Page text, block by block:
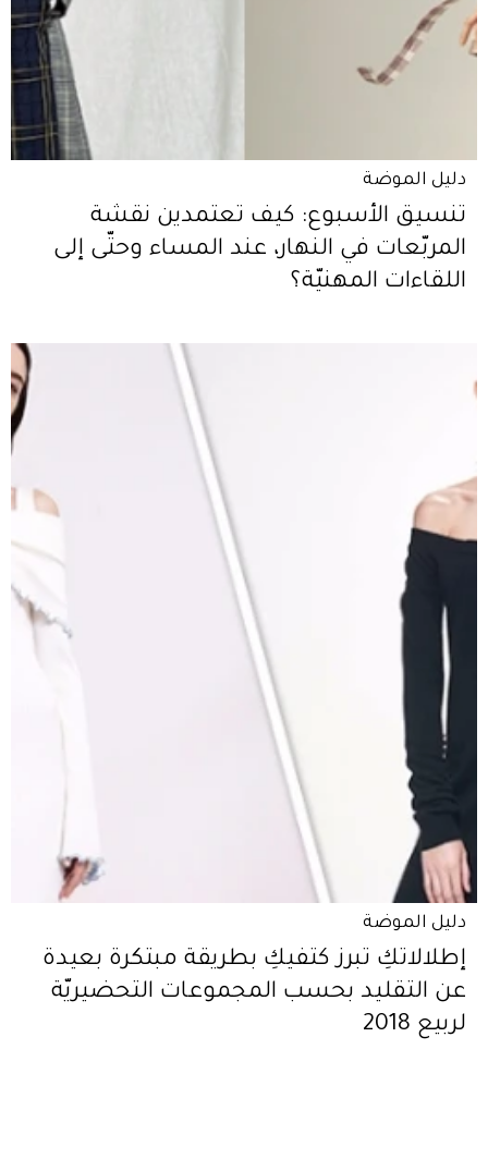
دليل الموضة
تنسيق الأسبوع: كيف تعتمدين نقشة
المربّعات في النهار، عند المساء وحتّى إلى
اللقاءات المهنيّة؟
دليل الموضة
إطلالاتكِ تبرز كتفيكِ بطريقة مبتكرة بعيدة
عن التقليد بحسب المجموعات التحضيريّة
لربيع 2018